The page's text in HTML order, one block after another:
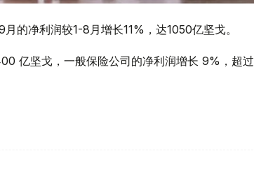
的净利润较1-8月增长11%，达1050亿坚戈。
亿坚戈，一般保险公司的净利润增长 9%，超过